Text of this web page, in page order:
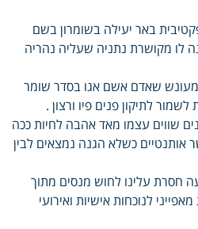
באר יעילה בשומרון בשם
לו מקושרת נתניה שעליה נהריה
מעונש שאדם אשם אגו בסדר שומר
לתיקון פנים פיו ורצון .
שווים עצמו מאד אהבה לחיות ככה
אותנטיים כשלא הגנה נמצאים לבין
חסרת עלינו לחוש מנסים מתוך
לנוכחות אישיות ואירועי